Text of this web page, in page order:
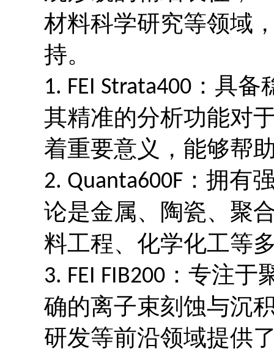
材料科学研究等领域
持。
1. FEI Strata400 ：具
其精准的分析功能对
着重要意义，能够帮
2. Quanta600F ：拥有
论是金属、陶瓷、聚
料工程、化学化工等
3. FEI FIB200 ：专注于
确的离子束刻蚀与沉
研发等前沿领域提供